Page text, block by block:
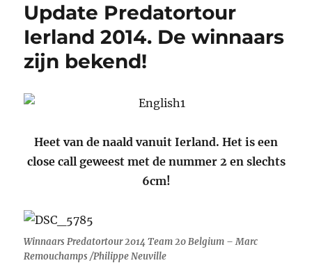
Update Predatortour
Ierland 2014. De winnaars
zijn bekend!
Heet van de naald vanuit Ierland. Het is een
close call geweest met de nummer 2 en slechts
6cm!
Winnaars Predatortour 2014 Team 20 Belgium – Marc
Remouchamps /Philippe Neuville